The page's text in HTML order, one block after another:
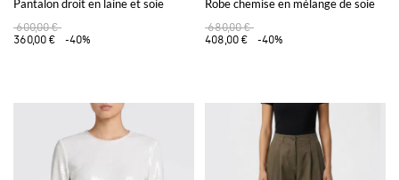
Pantalon droit en laine et soie
600,00 €
360,00 €
-40%
Robe chemise en mélange de soie
680,00 €
408,00 €
-40%